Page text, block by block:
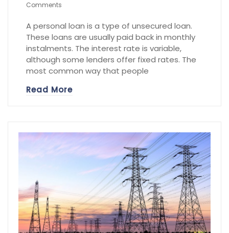
Comments
A personal loan is a type of unsecured loan.
These loans are usually paid back in monthly
instalments. The interest rate is variable,
although some lenders offer fixed rates. The
most common way that people
Read More